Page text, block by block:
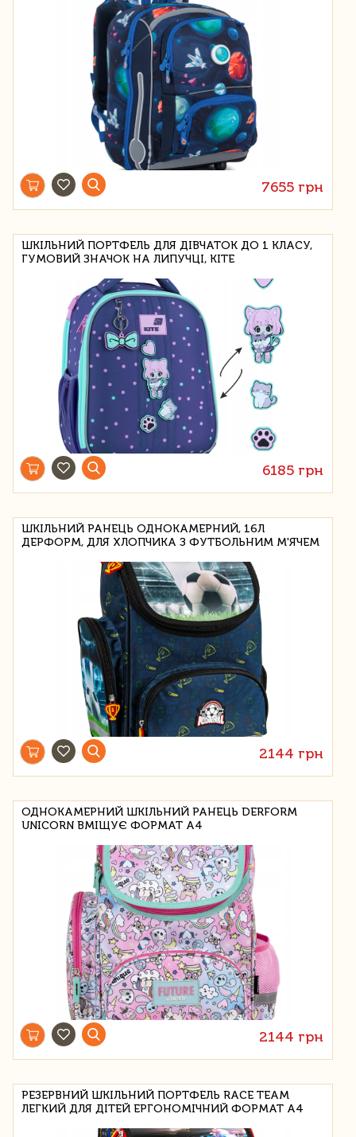
7655 грн
ШКІЛЬНИЙ ПОРТФЕЛЬ ДЛЯ ДІВЧАТОК ДО 1 КЛАСУ,
ГУМОВИЙ ЗНАЧОК НА ЛИПУЧЦІ, KITE
6185 грн
ШКІЛЬНИЙ РАНЕЦЬ ОДНОКАМЕРНИЙ, 16Л
ДЕРФОРМ, ДЛЯ ХЛОПЧИКА З ФУТБОЛЬНИМ М'ЯЧЕМ
2144 грн
ОДНОКАМЕРНИЙ ШКІЛЬНИЙ РАНЕЦЬ DERFORM
UNICORN ВМІЩУЄ ФОРМАТ А4
2144 грн
РЕЗЕРВНИЙ ШКІЛЬНИЙ ПОРТФЕЛЬ RACE TEAM
ЛЕГКИЙ ДЛЯ ДІТЕЙ ЕРГОНОМІЧНИЙ ФОРМАТ А4